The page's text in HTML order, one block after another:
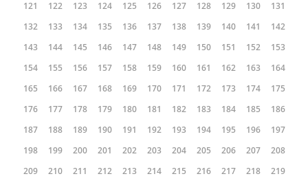
121
122 123 124 125 126 127 128 129 130
131
132
133 134 135 136 137 138 139 140 141
142
143
144 145 146 147 148 149 150 151 152
153
154
155 156 157 158 159 160 161 162 163
164
165
166 167 168 169 170 171 172 173 174
175
176
177 178 179 180 181 182 183 184 185
186
187
188 189 190 191 192 193 194 195 196
197
198
199 200 201 202 203 204 205 206 207
208
209
210 211 212 213 214 215 216 217 218
219